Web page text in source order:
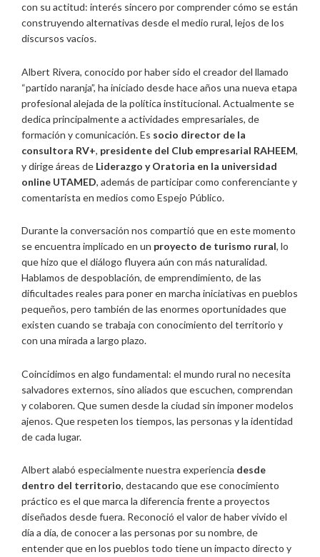
con su actitud: interés sincero por comprender cómo se están
construyendo alternativas desde el medio rural, lejos de los
discursos vacíos.
Albert Rivera, conocido por haber sido el creador del llamado
“partido naranja”, ha iniciado desde hace años una nueva etapa
profesional alejada de la política institucional. Actualmente se
dedica principalmente a actividades empresariales, de
formación y comunicación. Es socio director de la
consultora RV+, presidente del Club empresarial RAHEEM,
y dirige áreas de Liderazgo y Oratoria en la universidad
online UTAMED, además de participar como conferenciante y
comentarista en medios como Espejo Público.
Durante la conversación nos compartió que en este momento
se encuentra implicado en un proyecto de turismo rural, lo
que hizo que el diálogo fluyera aún con más naturalidad.
Hablamos de despoblación, de emprendimiento, de las
dificultades reales para poner en marcha iniciativas en pueblos
pequeños, pero también de las enormes oportunidades que
existen cuando se trabaja con conocimiento del territorio y
con una mirada a largo plazo.
Coincidimos en algo fundamental: el mundo rural no necesita
salvadores externos, sino aliados que escuchen, comprendan
y colaboren. Que sumen desde la ciudad sin imponer modelos
ajenos. Que respeten los tiempos, las personas y la identidad
de cada lugar.
Albert alabó especialmente nuestra experiencia desde
dentro del territorio, destacando que ese conocimiento
práctico es el que marca la diferencia frente a proyectos
diseñados desde fuera. Reconoció el valor de haber vivido el
día a día, de conocer a las personas por su nombre, de
entender que en los pueblos todo tiene un impacto directo y